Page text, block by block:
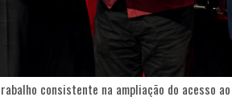
consistente na ampliação do acesso